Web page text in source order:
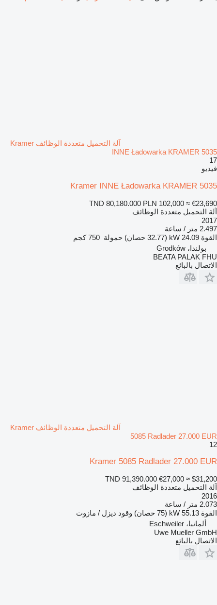
آلة التحميل متعددة الوظائف Kramer
INNE Ładowarka KRAMER 5035
17
فيديو
Kramer INNE Ładowarka KRAMER 5035
TND 80,180.000 PLN 102,000 ≈ €23,690
آلة التحميل متعددة الوظائف
2017
2.497 متر / ساعة
القوة 24.09 kW (32.77 حصان) حمولة 750 كجم
بولندا، Grodków
BEATA PALAK FHU
الاتصال بالبائع
آلة التحميل متعددة الوظائف Kramer
5085 Radlader 27.000 EUR
12
Kramer 5085 Radlader 27.000 EUR
TND 91,390.000 €27,000 ≈ $31,200
آلة التحميل متعددة الوظائف
2016
2.073 متر / ساعة
القوة 55.13 kW (75 حصان) وقود ديزل / مازوت
ألمانيا، Eschweiler
Uwe Mueller GmbH
الاتصال بالبائع